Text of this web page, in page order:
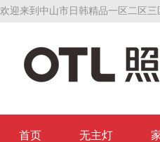
欢迎来到中山市日韩精品一区二区
首页 无主灯